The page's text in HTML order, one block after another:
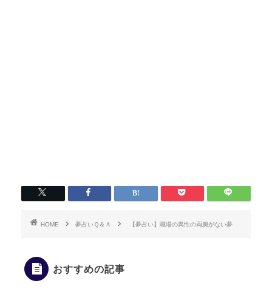
HOME 夢占いＱ＆Ａ 【夢占い】職場の異性の両腕がない夢
おすすめの記事